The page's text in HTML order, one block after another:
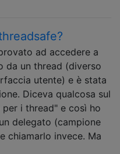
ad accedere a
da un thread (diverso
utente) e è stata
Diceva qualcosa sul
i thread" e così ho
delegato (campione
chiamarlo invece. Ma